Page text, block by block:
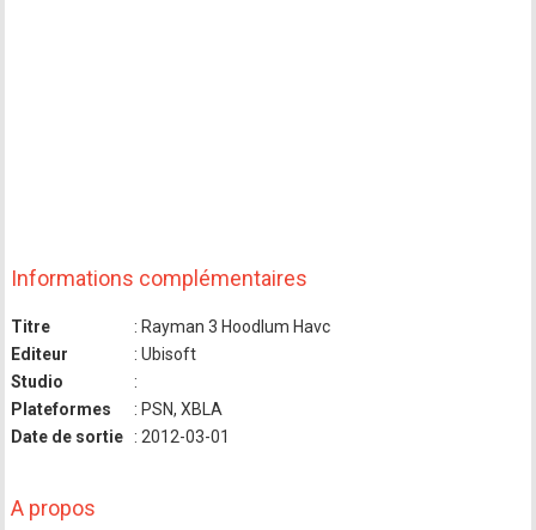
Informations complémentaires
Titre
: Rayman 3 Hoodlum Havc
Editeur
: Ubisoft
Studio
:
Plateformes
: PSN, XBLA
Date de sortie
: 2012-03-01
A propos